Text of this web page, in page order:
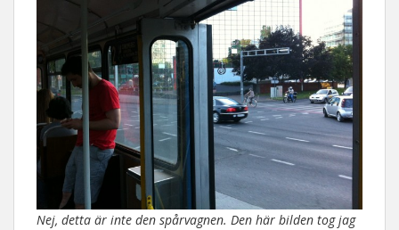
Nej, detta är inte den spårvagnen. Den här bilden tog jag